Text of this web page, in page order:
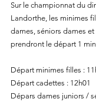
Sur le championnat du
Landorthe, les minimes
dames, séniors dames
prendront le départ 1
Départ minimes filles :
Départ cadettes : 12h01
Dépars dames juniors /